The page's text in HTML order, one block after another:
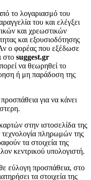
το λογαριασμό του
του και ελέγξει
και χρεωστικών
και εξουσιοδότησης
ο φορέας που εξέδωσε
στο suggest.gr
να θεωρηθεί το
ή μη παράδοση της
για να κάνει
στην ιστοσελίδα της
τεχνολογία πληρωμών της
τα στοιχεία της
κεντρικού υπολογιστή.
εύλογη προσπάθεια, στο
τα στοιχεία της